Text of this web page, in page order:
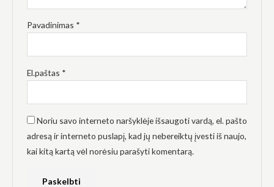
Pavadinimas *
El.paštas *
Noriu savo interneto naršyklėje išsaugoti vardą, el. pašto
adresą ir interneto puslapį, kad jų nebereiktų įvesti iš naujo,
kai kitą kartą vėl norėsiu parašyti komentarą.